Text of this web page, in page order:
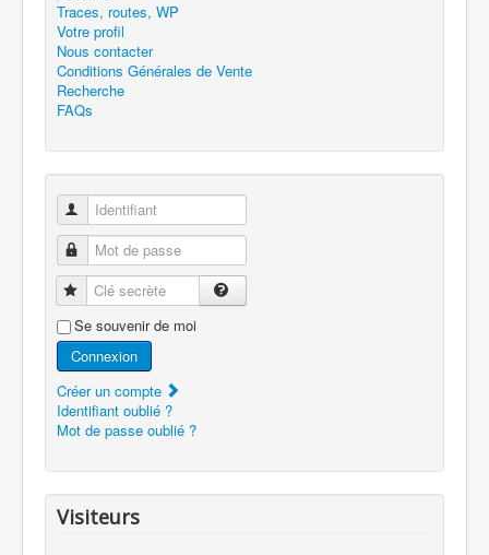
Traces, routes, WP
Votre profil
Nous contacter
Conditions Générales de Vente
Recherche
FAQs
Identifiant
Mot de passe
Clé secrète
Se souvenir de moi
Connexion
Créer un compte
Identifiant oublié ?
Mot de passe oublié ?
Visiteurs